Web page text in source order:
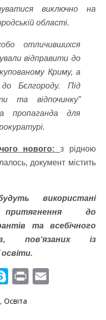
виключно на
області.
отличившихся
відправити до
Криму, а
Бєлгороду. Під
та відпочинку”
пропаганда для
нового:
з рідною
документ містить
використані
до
та всебічного
пов‘язаних із
S
y
Pr
, Освіта